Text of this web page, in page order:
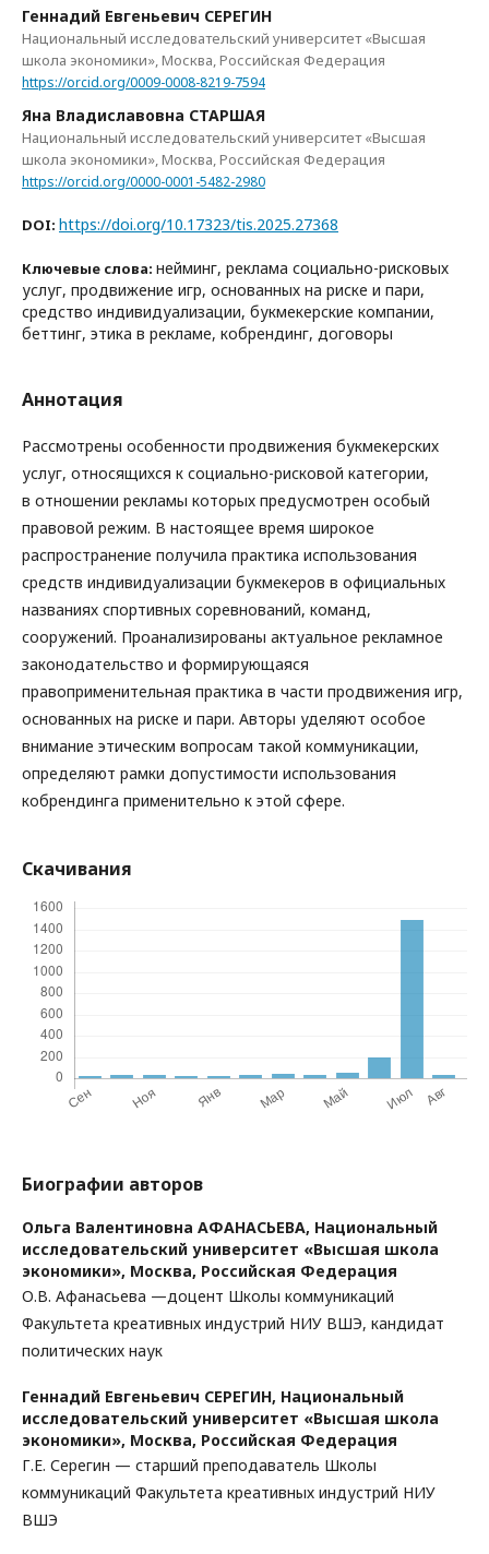
Геннадий Евгеньевич СЕРЕГИН
Национальный исследовательский университет «Высшая
школа экономики», Москва, Российская Федерация
https://orcid.org/0009-0008-8219-7594
Яна Владиславовна СТАРШАЯ
Национальный исследовательский университет «Высшая
школа экономики», Москва, Российская Федерация
https://orcid.org/0000-0001-5482-2980
DOI: https://doi.org/10.17323/tis.2025.27368
Ключевые слова: нейминг, реклама социально-рисковых
услуг, продвижение игр, основанных на риске и пари,
средство индивидуализации, букмекерские компании,
беттинг, этика в рекламе, кобрендинг, договоры
Аннотация
Рассмотрены особенности продвижения букмекерских
услуг, относящихся к социально-рисковой категории,
в отношении рекламы которых предусмотрен особый
правовой режим. В настоящее время широкое
распространение получила практика использования
средств индивидуализации букмекеров в официальных
названиях спортивных соревнований, команд,
сооружений. Проанализированы актуальное рекламное
законодательство и формирующаяся
правоприменительная практика в части продвижения игр,
основанных на риске и пари. Авторы уделяют особое
внимание этическим вопросам такой коммуникации,
определяют рамки допустимости использования
кобрендинга применительно к этой сфере.
Скачивания
Биографии авторов
Ольга Валентиновна АФАНАСЬЕВА, Национальный
исследовательский университет «Высшая школа
экономики», Москва, Российская Федерация
О.В. Афанасьева —доцент Школы коммуникаций
Факультета креативных индустрий НИУ ВШЭ, кандидат
политических наук
Геннадий Евгеньевич СЕРЕГИН, Национальный
исследовательский университет «Высшая школа
экономики», Москва, Российская Федерация
Г.Е. Серегин — старший преподаватель Школы
коммуникаций Факультета креативных индустрий НИУ
ВШЭ